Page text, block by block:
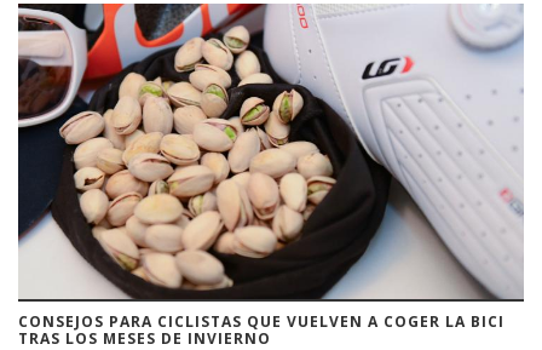
CONSEJOS PARA CICLISTAS QUE VUELVEN A COGER LA BICI
TRAS LOS MESES DE INVIERNO